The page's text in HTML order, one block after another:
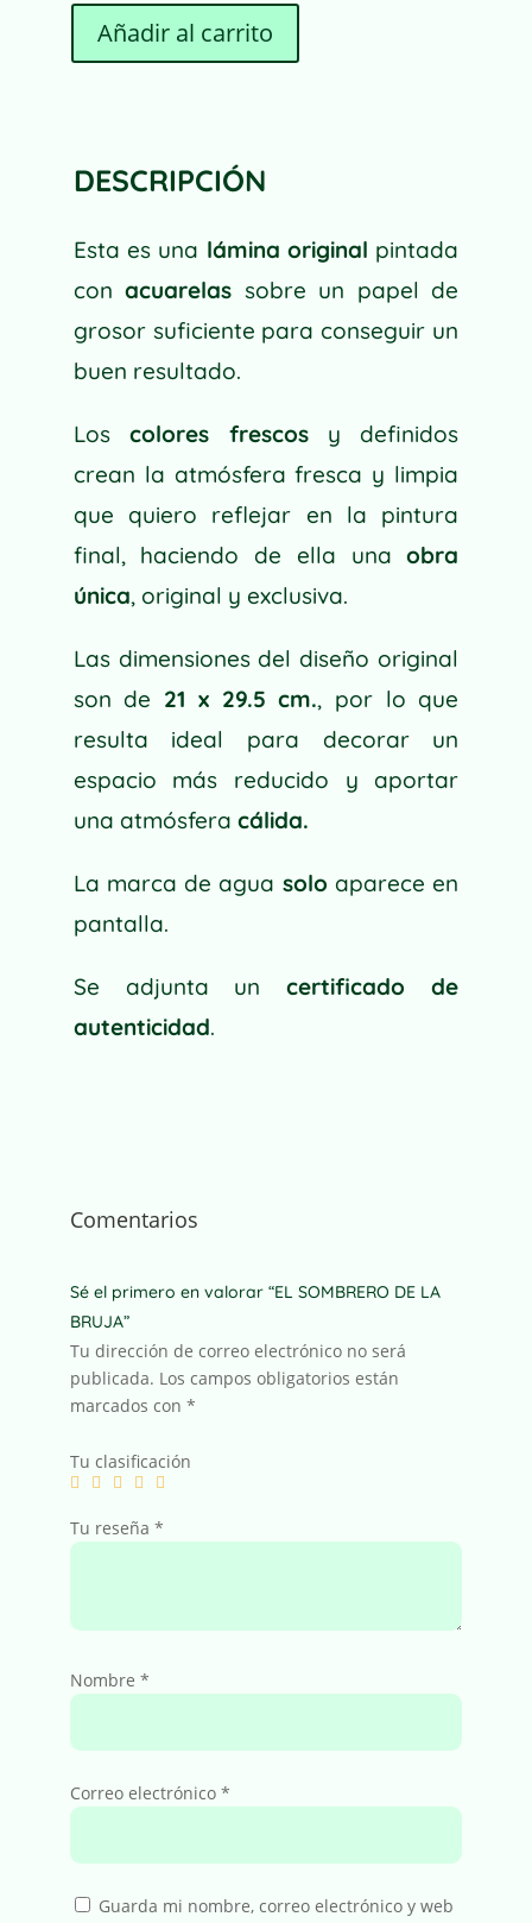
SOMBRERO
CANTIDAD
Añadir al carrito
A
I
V
:
DESCRIPCIÓN
Esta es una lámina original pintada
conacuarelas sobre un papel de
grosor suficiente para conseguir un
buen resultado.
Loscolores frescosy definidos
crean la atmósfera fresca y limpia
que quiero reflejar en la pintura
final, haciendo de ella unaobra
única, original y exclusiva.
Las dimensiones del diseño original
son de 21 x 29.5 cm., por lo que
resulta ideal para decorar un
espacio más reducido y aportar
una atmósfera cálida.
La marca de agua solo aparece en
pantalla.
Se adjunta uncertificado de
autenticidad.
Comentarios
Sé el primero en valorar “EL SOMBRERO DE LA
BRUJA”
Tu dirección de correo electrónico no será
publicada. Los campos obligatorios están
marcados con *
Tu clasificación
Tu reseña *
Nombre *
Correo electrónico *
Guarda mi nombre, correo electrónico y web